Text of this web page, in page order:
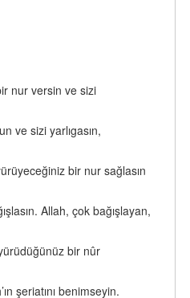
nur versin ve sizi
ve sizi yarlıgasın,
bir nur sağlasın
Allah, çok bağışlayan,
bir nûr
şeriatını benimseyin.